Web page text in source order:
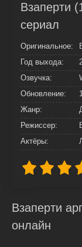
Взаперти
сериал
Оригинальное:
Год выхода:
Озвучка:
Обновление:
Жанр:
Режиссер:
Актёры:
Взаперти
онлайн